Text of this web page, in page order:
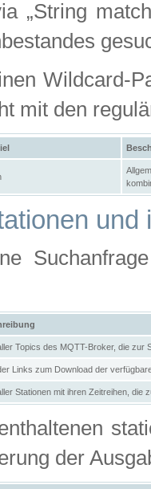
„String
Wildcard-
mit den
und
Topics des MQTT-Broker, die zur
Links zum Download der
Stationen mit ihren Zeitreihen, die
der